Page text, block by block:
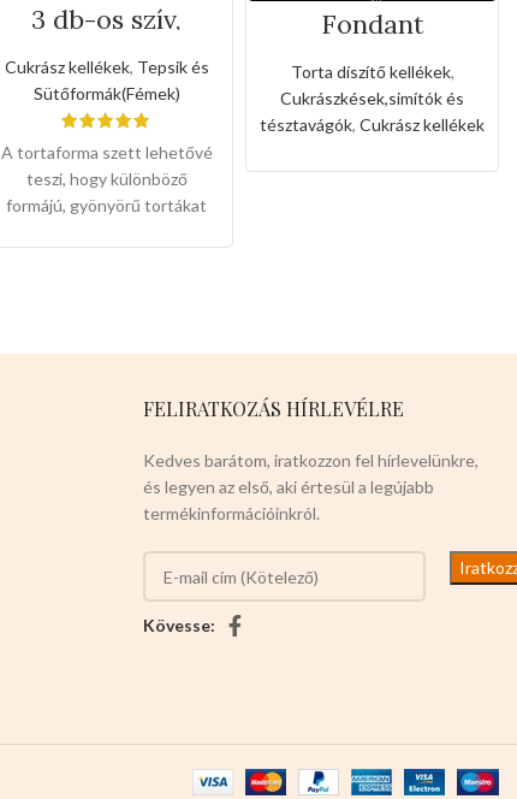
3 db-os szív,
kerek, téglalap
alakú tepsikészlet
(Csatzárral )
Cukrász kellékek, Tepsik és
Sütőformák(Fémek)
A tortaforma szett lehetővé
teszi, hogy különböző
formájú, gyönyörű tortákat
süteményt a formából,
kényelmesen
tisztítható.Széles körben
alkalmazható,alkalmas
mindenféle sütemény
Színei:
piros,zöld,lila,szürke,fekete,rózsaszín
Fondant
eszköz(3féle
fogaskerékkel)
Torta díszítő kellékek,
Cukrászkések,simítók és
tésztavágók,Cukrász kellékek
FELIRATKOZÁS HÍRLEVÉLRE
Kedves barátom, iratkozzon fel hírlevelünkre,
és legyen az első, aki értesül a legújabb
termékinformációinkról.
Kövesse: